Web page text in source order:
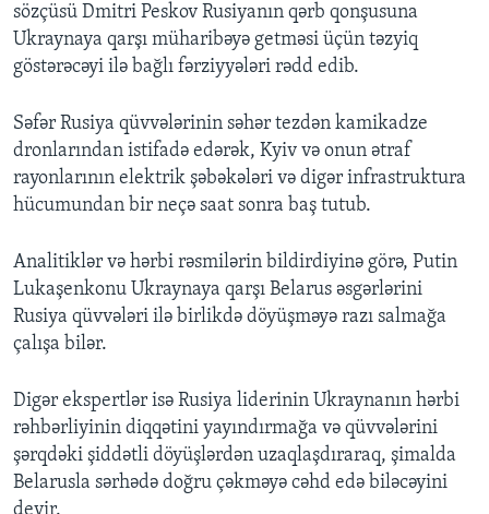
sözçüsü Dmitri Peskov Rusiyanın qərb qonşusuna
Ukraynaya qarşı müharibəyə getməsi üçün təzyiq
göstərəcəyi ilə bağlı fərziyyələri rədd edib.
Səfər Rusiya qüvvələrinin səhər tezdən kamikadze
dronlarından istifadə edərək, Kyiv və onun ətraf
rayonlarının elektrik şəbəkələri və digər infrastruktura
hücumundan bir neçə saat sonra baş tutub.
Analitiklər və hərbi rəsmilərin bildirdiyinə görə, Putin
Lukaşenkonu Ukraynaya qarşı Belarus əsgərlərini
Rusiya qüvvələri ilə birlikdə döyüşməyə razı salmağa
çalışa bilər.
Digər ekspertlər isə Rusiya liderinin Ukraynanın hərbi
rəhbərliyinin diqqətini yayındırmağa və qüvvələrini
şərqdəki şiddətli döyüşlərdən uzaqlaşdıraraq, şimalda
Belarusla sərhədə doğru çəkməyə cəhd edə biləcəyini